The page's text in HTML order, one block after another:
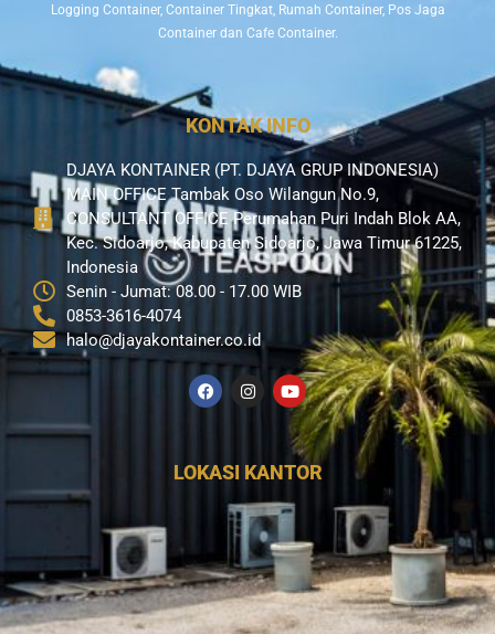
Logging Container, Container Tingkat, Rumah Container, Pos Jaga
Container dan Cafe Container.
KONTAK INFO
DJAYA KONTAINER (PT. DJAYA GRUP INDONESIA)
MAIN OFFICE Tambak Oso Wilangun No.9,
CONSULTANT OFFICE Perumahan Puri Indah Blok AA,
Kec. Sidoarjo, Kabupaten Sidoarjo, Jawa Timur 61225,
Indonesia
Senin - Jumat: 08.00 - 17.00 WIB
0853-3616-4074
halo@djayakontainer.co.id
LOKASI KANTOR